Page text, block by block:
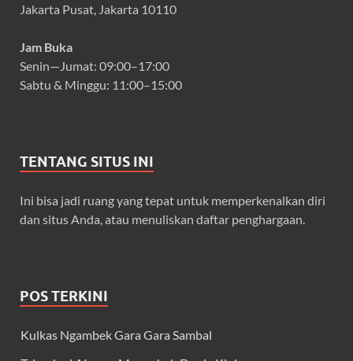
Jakarta Pusat, Jakarta 10110
Jam Buka
Senin—Jumat: 09:00–17:00
Sabtu & Minggu: 11:00–15:00
TENTANG SITUS INI
Ini bisa jadi ruang yang tepat untuk memperkenalkan diri
dan situs Anda, atau menuliskan daftar penghargaan.
POS TERKINI
Kulkas Ngambek Gara Gara Sambal